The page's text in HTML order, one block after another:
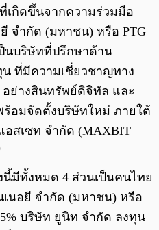
เกิดขึ้นจากความร่วมมือ
จำกัด (มหาชน) หรือ PTG
นบริษัทที่ปรึกษาด้าน
ที่มีความเชี่ยวชาญทาง
อย่างสินทรัพย์ดิจิทัล และ
อมจัดตั้งบริษัทใหม่ ภายใต้
สเซท จำกัด (MAXBIT
มีทั้งหมด 4 ส่วนเป็นคนไทย
นอยี จำกัด (มหาชน) หรือ
บริษัท ยูนิท จำกัด ลงทุน